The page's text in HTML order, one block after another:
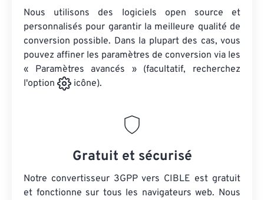
Nous utilisons des logiciels open source et
personnalisés pour garantir la meilleure qualité de
conversion possible. Dans la plupart des cas, vous
pouvez affiner les paramètres de conversion via les
« Paramètres avancés » (facultatif, recherchez
l'option
icône).
Gratuit et sécurisé
Notre convertisseur 3GPP vers CIBLE est gratuit
et fonctionne sur tous les navigateurs web. Nous